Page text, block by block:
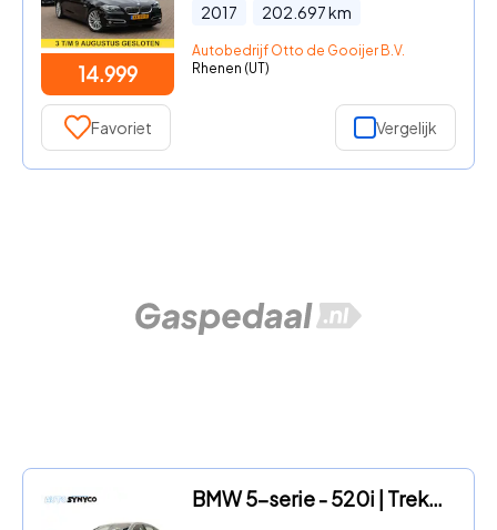
14.999
2017 202.697km
Autobedrijf Otto de Gooijer B.V.
Rhenen (UT)
Favoriet Vergelijk
BMW 5-serie - 520i | Trekhaak | Climatronic | Cruise | Navigatie